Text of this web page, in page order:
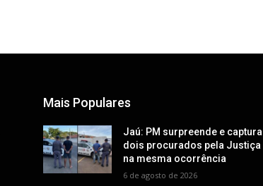
Mais Populares
Jaú: PM surpreende e captura
dois procurados pela Justiça
na mesma ocorrência
6 de agosto de 2026